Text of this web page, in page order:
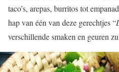
taco’s, arepas, burritos tot
hap van één van deze gerechtjes “
verschillende smaken en geuren